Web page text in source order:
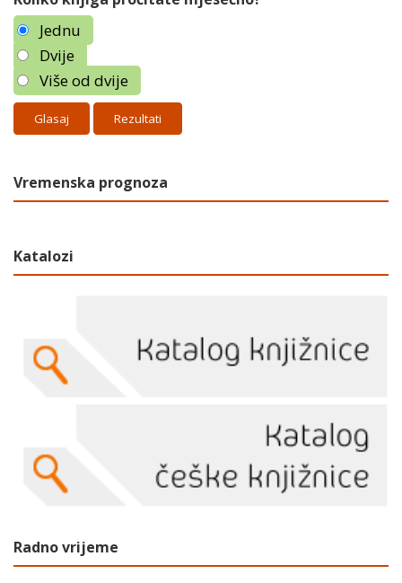
Jednu
Dvije
Više od dvije
Rezultati
Vremenska prognoza
Katalozi
Radno vrijeme